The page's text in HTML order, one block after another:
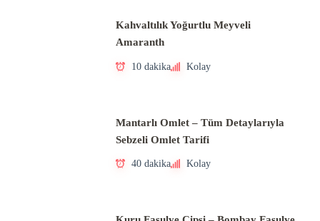
Kahvaltılık Yoğurtlu Meyveli
Amaranth
10 dakika Kolay
Mantarlı Omlet – Tüm Detaylarıyla
Sebzeli Omlet Tarifi
40 dakika Kolay